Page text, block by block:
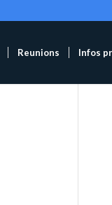
Reunions Infos